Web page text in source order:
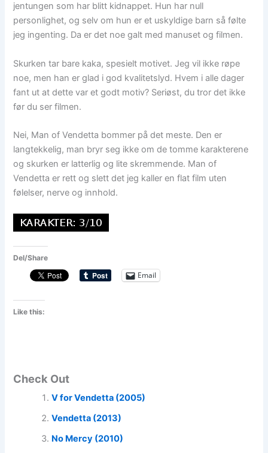
jentungen som har blitt kidnappet. Hun har null
personlighet, og selv om hun er et uskyldige barn så følte
jeg ingenting. Da er det noe galt med manuset og filmen.
Skurken tar bare kaka, spesielt motivet. Jeg vil ikke røpe
noe, men han er glad i god kvalitetslyd. Hvem i alle dager
fant ut at dette var et godt motiv? Seriøst, du tror det ikke
før du ser filmen.
Nei, Man of Vendetta bommer på det meste. Den er
langtekkelig, man bryr seg ikke om de tomme karakterene
og skurken er latterlig og lite skremmende. Man of
Vendetta er rett og slett det jeg kaller en flat film uten
følelser, nerve og innhold.
Del/Share
Email
Like this:
Check Out
V for Vendetta (2005)
Vendetta (2013)
No Mercy (2010)